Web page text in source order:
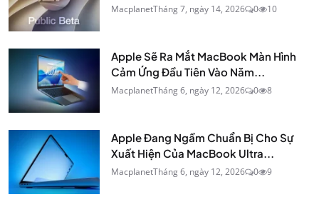
MacplanetTháng 7, ngày 14, 2026 0 10
Apple Sẽ Ra Mắt MacBook Màn Hình
Cảm Ứng Đầu Tiên Vào Năm...
MacplanetTháng 6, ngày 12, 2026 0 8
Apple Đang Ngầm Chuẩn Bị Cho Sự
Xuất Hiện Của MacBook Ultra...
MacplanetTháng 6, ngày 12, 2026 0 9